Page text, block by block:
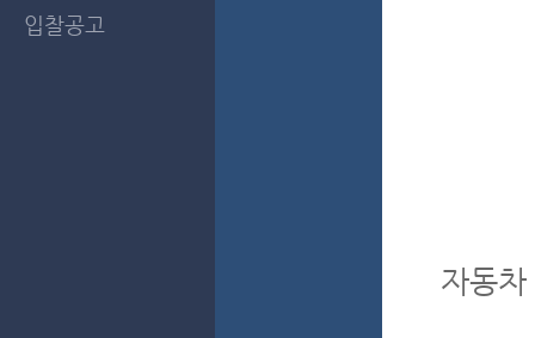
입찰공고
자동